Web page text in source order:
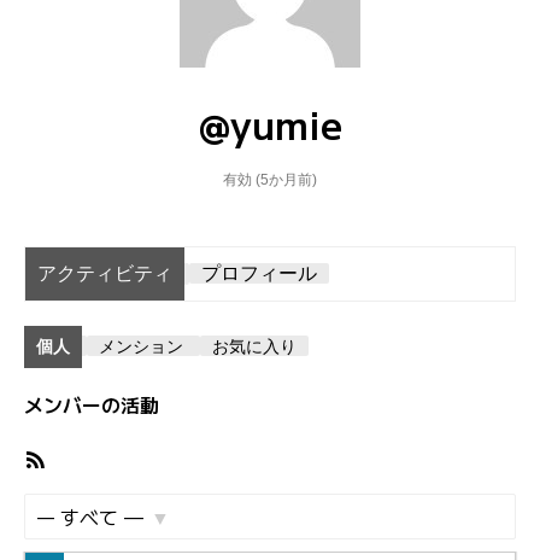
@yumie
有効 (5か月前)
アクティビティ プロフィール
個人 メンション お気に入り
メンバーの活動
S
表